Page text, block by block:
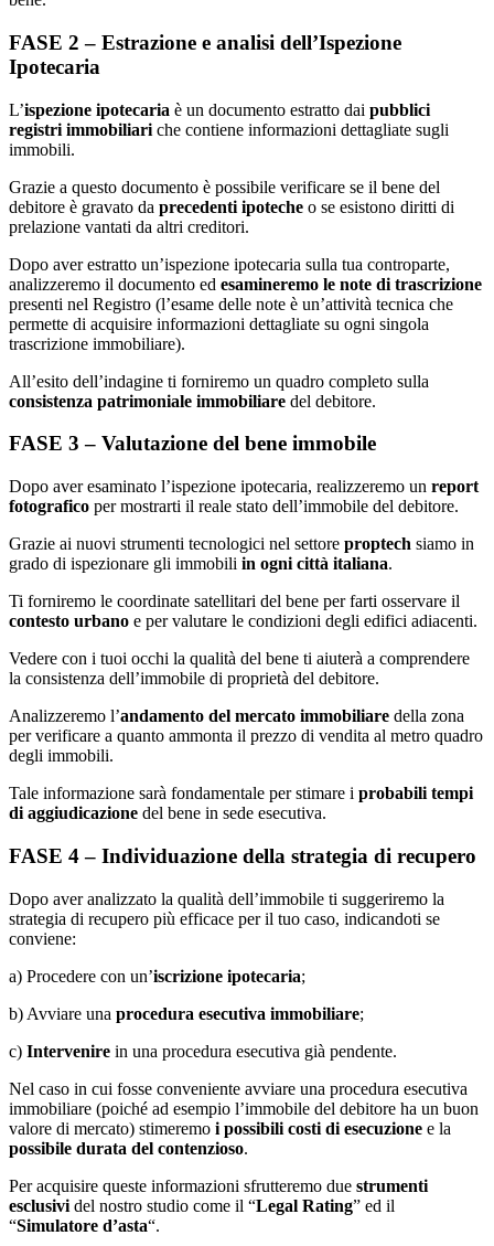
FASE 2 – Estrazione e analisi dell’Ispezione
Ipotecaria
L’ispezione ipotecaria è un documento estratto dai pubblici
registri immobiliari che contiene informazioni dettagliate sugli
immobili.
Grazie a questo documento è possibile verificare se il bene del
debitore è gravato da precedenti ipoteche o se esistono diritti di
prelazione vantati da altri creditori.
Dopo aver estratto un’ispezione ipotecaria sulla tua controparte,
analizzeremo il documento ed esamineremo le note di trascrizione
presenti nel Registro (l’esame delle note è un’attività tecnica che
permette di acquisire informazioni dettagliate su ogni singola
trascrizione immobiliare).
All’esito dell’indagine ti forniremo un quadro completo sulla
consistenza patrimoniale immobiliare del debitore.
FASE 3 – Valutazione del bene immobile
Dopo aver esaminato l’ispezione ipotecaria, realizzeremo un report
fotografico per mostrarti il reale stato dell’immobile del debitore.
Grazie ai nuovi strumenti tecnologici nel settore proptech siamo in
grado di ispezionare gli immobili in ogni città italiana.
Ti forniremo le coordinate satellitari del bene per farti osservare il
contesto urbano e per valutare le condizioni degli edifici adiacenti.
Vedere con i tuoi occhi la qualità del bene ti aiuterà a comprendere
la consistenza dell’immobile di proprietà del debitore.
Analizzeremo l’andamento del mercato immobiliare della zona
per verificare a quanto ammonta il prezzo di vendita al metro quadro
degli immobili.
Tale informazione sarà fondamentale per stimare i probabili tempi
di aggiudicazione del bene in sede esecutiva.
FASE 4 – Individuazione della strategia di recupero
Dopo aver analizzato la qualità dell’immobile ti suggeriremo la
strategia di recupero più efficace per il tuo caso, indicandoti se
conviene:
a) Procedere con un’iscrizione ipotecaria;
b) Avviare una procedura esecutiva immobiliare;
c) Intervenire in una procedura esecutiva già pendente.
Nel caso in cui fosse conveniente avviare una procedura esecutiva
immobiliare (poiché ad esempio l’immobile del debitore ha un buon
valore di mercato) stimeremo i possibili costi di esecuzione e la
possibile durata del contenzioso.
Per acquisire queste informazioni sfrutteremo due strumenti
esclusivi del nostro studio come il “Legal Rating” ed il
“Simulatore d’asta“.